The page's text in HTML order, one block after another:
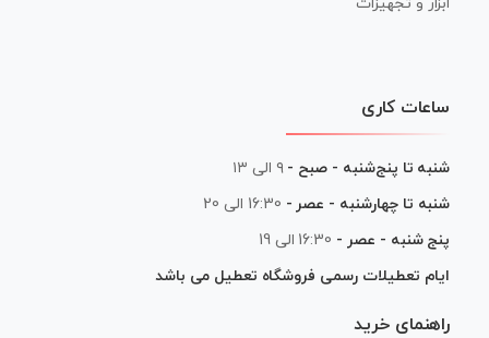
ابزار و تجهیزات
ساعات کاری
شنبه تا پنج‌شنبه - صبح - ۹ الی ۱۳
شنبه تا چهارشنبه - عصر - 16:30 الی 20
پنج شنبه - عصر - 16:30 الی 19
ایام تعطیلات رسمی فروشگاه تعطیل می باشد
راهنمای خرید